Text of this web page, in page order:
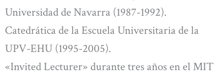
Universidad de Navarra (1987-1992).
Catedrática de la Escuela Universitaria de la
UPV-EHU (1995-2005).
«Invited Lecturer» durante tres años en el MIT